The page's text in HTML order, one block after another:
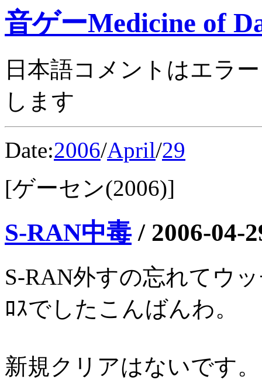
音ゲーMedicine of
日本語コメントはエラ
します
Date:2006/April/29
[ゲーセン(2006)]
S-RAN中毒 / 2006-04-
S-RAN外すの忘れてウ
ﾛｽでしたこんばんわ。
新規クリアはないです。